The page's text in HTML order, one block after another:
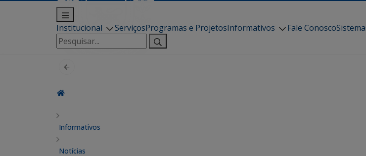
Institucional ServiçosProgramas e ProjetosInformativos Fale Conosco
Pesquisar
por:
Informativos
Notícias